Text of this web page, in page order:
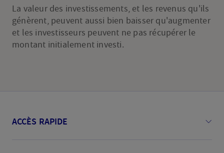
annoncé
au
Japon
La valeur des investissements, et les revenus qu'ils
génèrent, peuvent aussi bien baisser qu'augmenter
et les investisseurs peuvent ne pas récupérer le
montant initialement investi.
ACCÈS RAPIDE